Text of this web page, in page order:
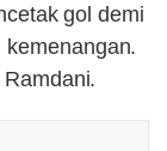
gol demi